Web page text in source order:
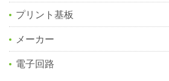
プリント基板
メーカー
電子回路